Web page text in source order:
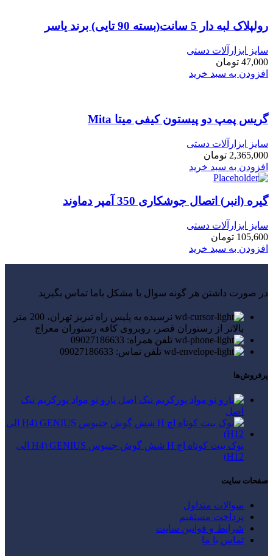
رولپلاک لبه دار 5 سانت(بسته 90 تایی) برند یاسر
سایز ابزارآلات دستی
47,000 تومان
افزودن به سبد خرید
گریس پمپ دو پیستون کیفی میتا Mita
سایز ابزارآلات دستی
2,365,000 تومان
افزودن به سبد خرید
گیره (انبر) اتصال جوشکاری 350 آمپر دماوند
سایز ابزارآلات دستی
105,600 تومان
افزودن به سبد خرید
در صورت داشتن هر گونه سوال یا مشکل باما تماس بگیرید
نرسیده به پلیس راه تبریز تهران، 200 متر
بالاتر از رستوران قصر، روبروی کافه رستوران معراج
تلفن همراه: 09027186633
تلفن تماس: 09027186633
پرفروش‌ها
پارو نو مواد پورکریم نیک
اصل
نوک بیت کوتاه اچ H شش گوش جنیوس GENIUS (H4 الی
H12)
صفحات سایت
سوالات متداول
پرداخت مستقیم
شرایط و قوانین سایت
تماس با ما